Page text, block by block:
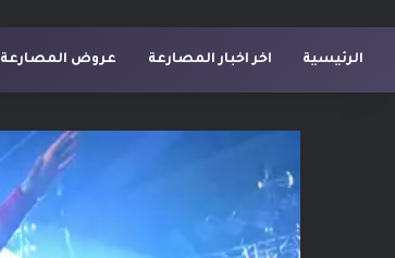
الرئيسية اخر اخبار المصارعة عروض المصارعة